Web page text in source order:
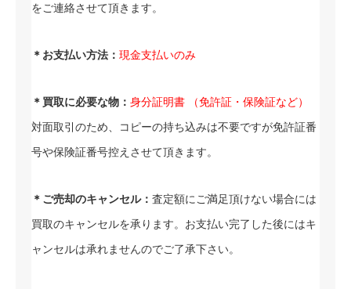
をご連絡させて頂きます。
＊お支払い方法： 現金支払いのみ
＊買取に必要な物： 身分証明書 （免許証・保険証など）
対面取引のため、コピーの持ち込みは不要ですが免許証番
号や保険証番号控えさせて頂きます。
＊ご売却のキャンセル： 査定額にご満足頂けない場合には
買取のキャンセルを承ります。お支払い完了した後にはキ
ャンセルは承れませんのでご了承下さい。